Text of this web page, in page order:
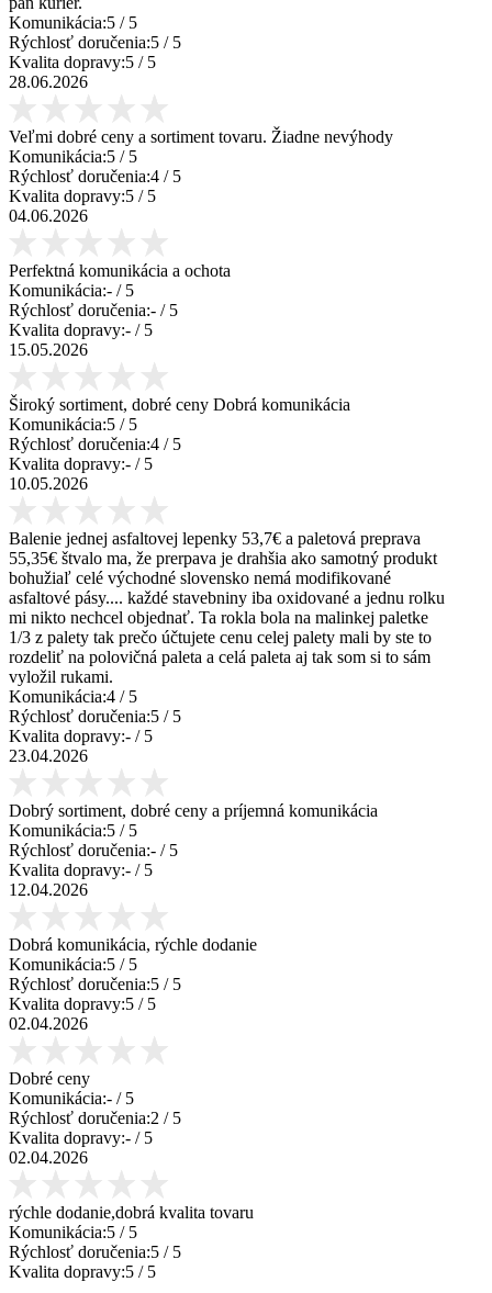
Komunikácia:5 / 5
Rýchlosť doručenia:5 / 5
Kvalita dopravy:5 / 5
28.06.2026
Veľmi dobré ceny a sortiment tovaru. Žiadne nevýhody
Komunikácia:5 / 5
Rýchlosť doručenia:4 / 5
Kvalita dopravy:5 / 5
04.06.2026
Perfektná komunikácia a ochota
Komunikácia:- / 5
Rýchlosť doručenia:- / 5
Kvalita dopravy:- / 5
15.05.2026
Široký sortiment, dobré ceny Dobrá komunikácia
Komunikácia:5 / 5
Rýchlosť doručenia:4 / 5
Kvalita dopravy:- / 5
10.05.2026
Balenie jednej asfaltovej lepenky 53,7€ a paletová preprava
55,35€ štvalo ma, že prerpava je drahšia ako samotný produkt
bohužiaľ celé východné slovensko nemá modifikované
asfaltové pásy.... každé stavebniny iba oxidované a jednu rolku
mi nikto nechcel objednať. Ta rokla bola na malinkej paletke
1/3 z palety tak prečo účtujete cenu celej palety mali by ste to
rozdeliť na polovičná paleta a celá paleta aj tak som si to sám
vyložil rukami.
Komunikácia:4 / 5
Rýchlosť doručenia:5 / 5
Kvalita dopravy:- / 5
23.04.2026
Dobrý sortiment, dobré ceny a príjemná komunikácia
Komunikácia:5 / 5
Rýchlosť doručenia:- / 5
Kvalita dopravy:- / 5
12.04.2026
Dobrá komunikácia, rýchle dodanie
Komunikácia:5 / 5
Rýchlosť doručenia:5 / 5
Kvalita dopravy:5 / 5
02.04.2026
Dobré ceny
Komunikácia:- / 5
Rýchlosť doručenia:2 / 5
Kvalita dopravy:- / 5
02.04.2026
rýchle dodanie,dobrá kvalita tovaru
Komunikácia:5 / 5
Rýchlosť doručenia:5 / 5
Kvalita dopravy:5 / 5